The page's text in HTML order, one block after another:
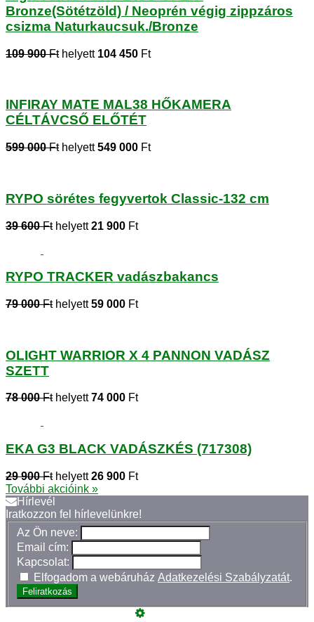
Bronze(Sötétzöld) / Neoprén végig zippzáros
csizma Naturkaucsuk./Bronze
109 900 Fthelyett 104 450 Ft
INFIRAY MATE MAL38 HŐKAMERA
CÉLTÁVCSŐ ELŐTÉT
599 000 Fthelyett549 000 Ft
RYPO sörétes fegyvertok Classic-132 cm
39 600 Fthelyett21 900 Ft
RYPO TRACKER vadászbakancs
79 000 Fthelyett59 000 Ft
OLIGHT WARRIOR X 4 PANNON VADÁSZ
SZETT
78 000 Fthelyett74 000 Ft
EKA G3 BLACK VADÁSZKÉS (717308)
29 900 Fthelyett26 900 Ft
További akcióink »
Hírlevél
Iratkozzon fel hírlevelünkre!
Az Ön neve:
Email cím:
Kapcsolat:
Elfogadom a webáruház Adatkezelési Szabályzatát.
Feliratkozás